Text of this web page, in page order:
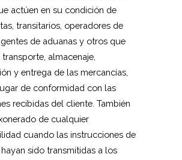
actúen en su condición de
transitarios, operadores de
de aduanas y otros que
almacenaje,
y entrega de las mercancías,
de conformidad con las
recibidas del cliente. También
de cualquier
cuando las instrucciones de
sido transmitidas a los